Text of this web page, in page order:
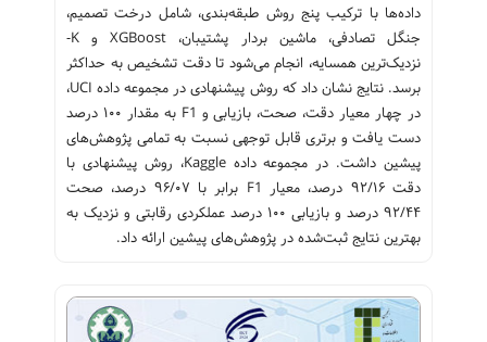
داده‌ها با ترکیب پنج روش طبقه‌بندی، شامل درخت تصمیم،
جنگل تصادفی، ماشین بردار پشتیبان، XGBoost و K-
نزدیک‌ترین همسایه، انجام می‌شود تا دقت تشخیص به حداکثر
برسد. نتایج نشان داد که روش پیشنهادی در مجموعه داده UCI،
در چهار معیار دقت، صحت، بازیابی و F1 به مقدار ۱۰۰ درصد
دست یافت و برتری قابل توجهی نسبت به تمامی پژوهش‌های
پیشین داشت. در مجموعه داده Kaggle، روش پیشنهادی با
دقت ۹۲/۱۶ درصد، معیار F1 برابر با ۹۶/۰۷ درصد، صحت
۹۲/۴۴ درصد و بازیابی ۱۰۰ درصد عملکردی رقابتی و نزدیک به
بهترین نتایج ثبت‌شده در پژوهش‌های پیشین ارائه داد.